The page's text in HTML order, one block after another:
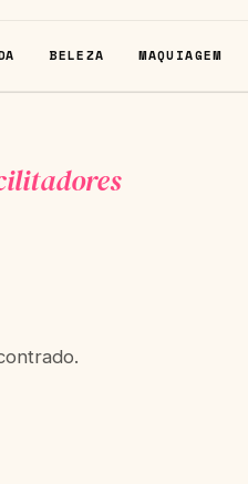
BELEZA MAQUIAGEM